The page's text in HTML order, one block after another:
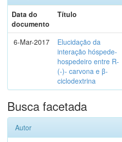
Data do
documento
Título
6-Mar-2017
Elucidação da
interação hóspede-
hospedeiro entre R-
(-)- carvona e β-
ciclodextrina
Busca facetada
Autor